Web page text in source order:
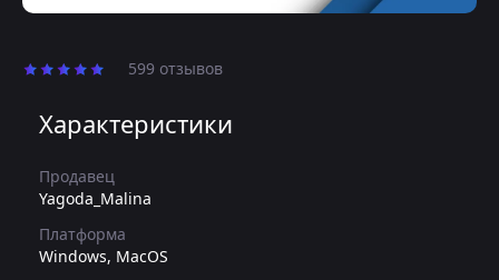
599 отзывов
Характеристики
Продавец
Yagoda_Malina
Платформа
Windows, MacOS